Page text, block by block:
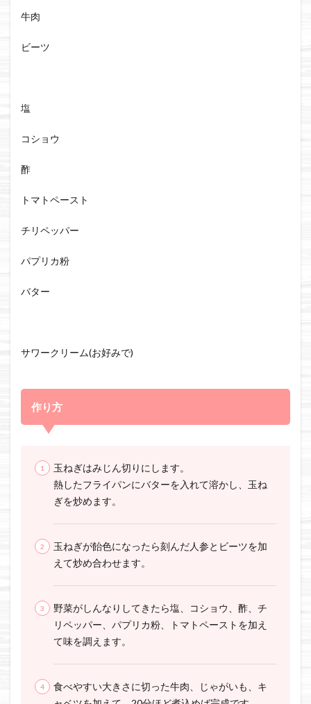
牛肉
ビーツ
塩
コショウ
酢
トマトペースト
チリペッパー
パプリカ粉
バター
サワークリーム(お好みで)
作り方
玉ねぎはみじん切りにします。
熱したフライパンにバターを入れて溶かし、玉ね
ぎを炒めます。
玉ねぎが飴色になったら刻んだ人参とビーツを加
えて炒め合わせます。
野菜がしんなりしてきたら塩、コショウ、酢、チ
リペッパー、パプリカ粉、トマトペーストを加え
て味を調えます。
食べやすい大きさに切った牛肉、じゃがいも、キ